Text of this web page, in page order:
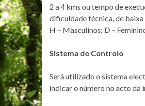
2 a 4 kms ou tempo de
dificuldade técnica, de
H – Masculinos; D –
Sistema de Controlo
Será utilizado o sistema
indicar o número no acto da